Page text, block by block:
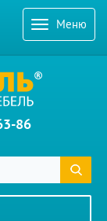
Меню
86